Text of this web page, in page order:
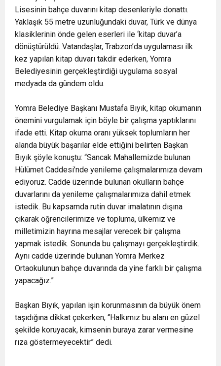
Lisesinin bahçe duvarını kitap desenleriyle donattı.
Yaklaşık 55 metre uzunluğundaki duvar, Türk ve dünya
klasiklerinin önde gelen eserleri ile ‘kitap duvar’a
dönüştürüldü. Vatandaşlar, Trabzon’da uygulaması ilk
kez yapılan kitap duvarı takdir ederken, Yomra
Belediyesinin gerçekleştirdiği uygulama sosyal
medyada da gündem oldu.
Yomra Belediye Başkanı Mustafa Bıyık, kitap okumanın
önemini vurgulamak için böyle bir çalışma yaptıklarını
ifade etti. Kitap okuma oranı yüksek toplumların her
alanda büyük başarılar elde ettiğini belirten Başkan
Bıyık şöyle konuştu: “Sancak Mahallemizde bulunan
Hülümet Caddesi’nde yenileme çalışmalarımıza devam
ediyoruz. Cadde üzerinde bulunan okulların bahçe
duvarlarını da yenileme çalışmalarımıza dahil etmek
istedik. Bu kapsamda rutin duvar imalatının dışına
çıkarak öğrencilerimize ve topluma, ülkemiz ve
milletimizin hayrına mesajlar verecek bir çalışma
yapmak istedik. Sonunda bu çalışmayı gerçekleştirdik.
Aynı cadde üzerinde bulunan Yomra Merkez
Ortaokulunun bahçe duvarında da yine farklı bir çalışma
yapacağız.”
Başkan Bıyık, yapılan işin korunmasının da büyük önem
taşıdığına dikkat çekerken, “Halkımız bu alanı en güzel
şekilde koruyacak, kimsenin buraya zarar vermesine
rıza göstermeyecektir” dedi.